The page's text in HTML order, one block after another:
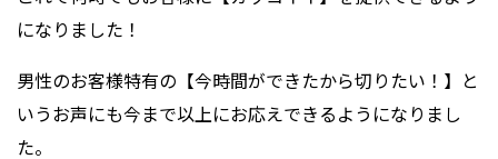
になりました！
男性のお客様特有の【今時間ができたから切りたい！】と
いうお声にも今まで以上にお応えできるようになりまし
た。